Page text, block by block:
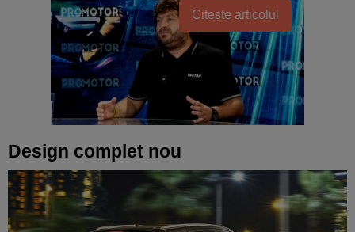
Citește articolul
Design complet nou